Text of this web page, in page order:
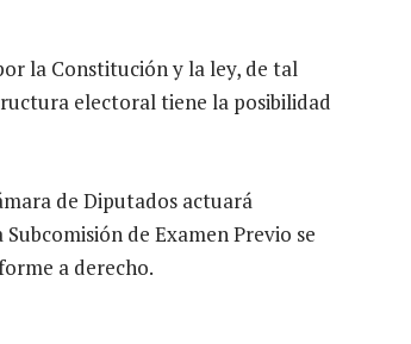
la Constitución y la ley, de tal
electoral tiene la posibilidad
de Diputados actuará
de Examen Previo se
a derecho.